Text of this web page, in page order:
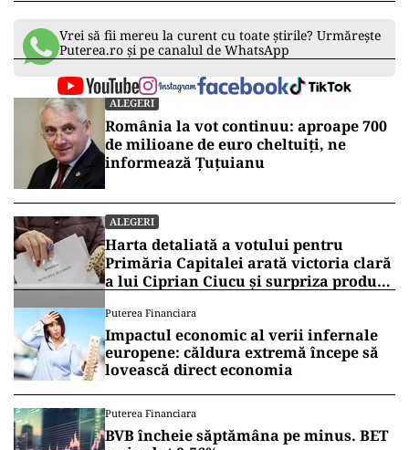
comenzilor noi a fost cea mai rapidă
înregistrată, deoarece recomandările clienților
au atras noi clienți.
Datele PMI pentru al doilea trimestru din 2024
arată că industria prelucrătoare va contribui
pozitiv la creșterea PIB, judecând după evoluția
PMI din primele două luni ale trimestrului.
Industria prelucrătoare reprezintă între 15% și
20% din valoarea adăugată brută anuală în
România.
Vrei să fii mereu la curent cu toate știrile? Urmărește
Puterea.ro și pe canalul de WhatsApp
ALEGERI
România la vot continuu: aproape 700
de milioane de euro cheltuiți, ne
informează Țuțuianu